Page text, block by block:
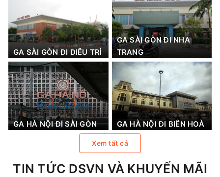
GA SÀI GÒN ĐI DIÊU TRÌ
GA SÀI GÒN ĐI NHA
TRANG
GA HÀ NỘI ĐI SÀI GÒN GA HÀ NỘI ĐI BIÊN HOÀ
Xem tất cả
TIN TỨC DSVN VÀ KHUYẾN MÃI